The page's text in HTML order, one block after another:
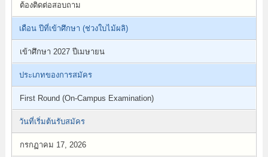
ต้องติดต่อสอบถาม
เดือน ปีที่เข้าศึกษา (ช่วงใบไม้ผลิ)
เข้าศึกษา 2027 ปีเมษายน
ประเภทของการสมัคร
First Round (On-Campus Examination)
วันที่เริ่มต้นรับสมัคร
กรกฏาคม 17, 2026